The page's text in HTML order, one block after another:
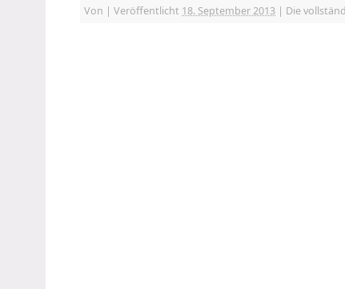
Von | Veröffentlicht 18. September 2013 | Die